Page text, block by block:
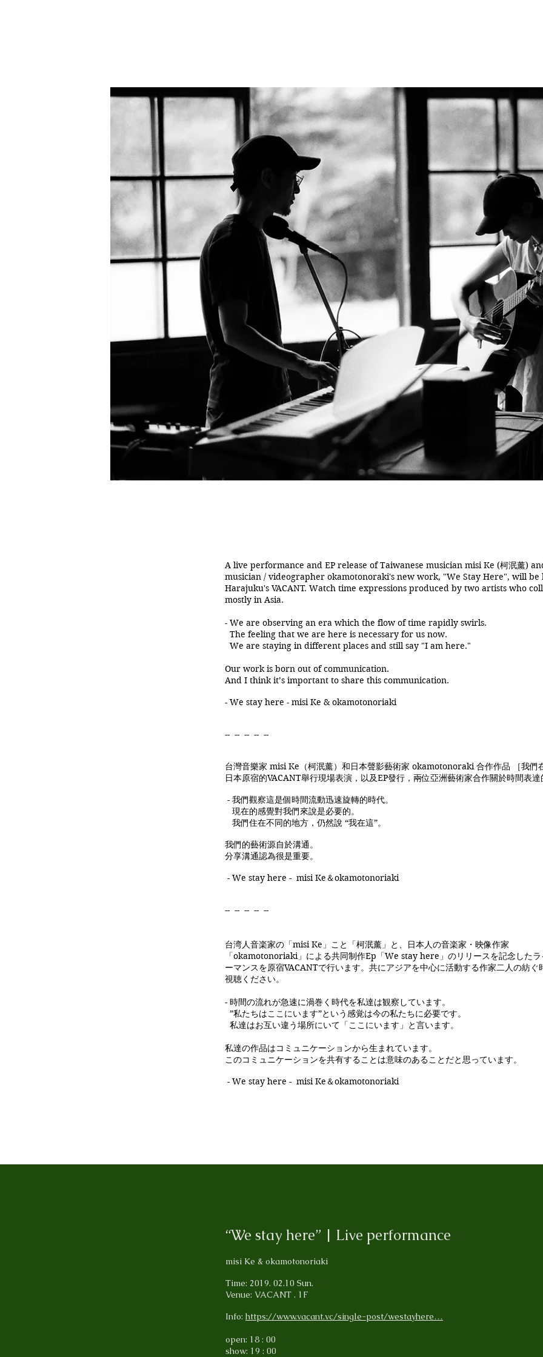
A live performance and EP release of Taiwanese musician misi Ke (柯泯薰)
musician / videographer okamotonoraki's new work, "We Stay Here", will be
Harajuku's VACANT. Watch time expressions produced by two artists who
mostly in Asia.
- We are observing an era which the flow of time rapidly swirls.
The feeling that we are here is necessary for us now.
We are staying in different places and still say "I am here."
Our work is born out of communication.
And I think it’s important to share this communication.
- We stay here - misi Ke & okamotonoriaki
-- -- -- -- --
台灣音樂家 misi Ke（柯泯薰）和日本聲影藝術家 okamotonoraki 合作作品 ［我們
日本原宿的VACANT舉行現場表演，以及EP發行，兩位亞洲藝術家合作關於時間表達
- 我們觀察這是個時間流動迅速旋轉的時代。
現在的感覺對我們來說是必要的。
我們住在不同的地方，仍然說 “我在這”。
我們的藝術源自於溝通。
分享溝通認為很是重要。
- We stay here - misi Ke＆okamotonoriaki
-- -- -- -- --
台湾人音楽家の「misi Ke」こと「柯泯薰」と、日本人の音楽家・映像作家
「okamotonoriaki」による共同制作Ep「We stay here」のリリースを記念したラ
ーマンスを原宿VACANTで行います。共にアジアを中心に活動する作家二人の紡ぐ
視聴ください。
- 時間の流れが急速に渦巻く時代を私達は観察しています。
”私たちはここにいます”という感覚は今の私たちに必要です。
私達はお互い違う場所にいて「ここにいます」と言います。
私達の作品はコミュニケーションから生まれています。
このコミュニケーションを共有することは意味のあることだと思っています。
- We stay here - misi Ke＆okamotonoriaki
“We stay here” | Live performance
misi Ke & okamotonoriaki
Time: 2019. 02.10 Sun.
Venue: VACANT . 1F
Info: https://www.vacant.vc/single-post/westayhere…
open: 18 : 00
show: 19 : 00